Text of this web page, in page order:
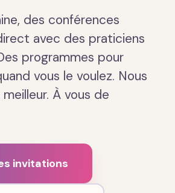
des conférences
avec des praticiens
programmes pour
vous le voulez. Nous
À vous de
invitations